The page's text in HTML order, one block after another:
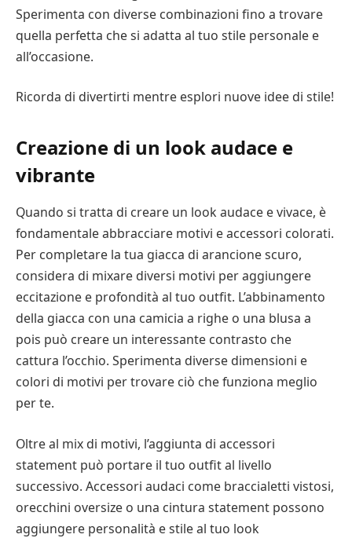
Sperimenta con diverse combinazioni fino a trovare
quella perfetta che si adatta al tuo stile personale e
all’occasione.
Ricorda di divertirti mentre esplori nuove idee di stile!
Creazione di un look audace e
vibrante
Quando si tratta di creare un look audace e vivace, è
fondamentale abbracciare motivi e accessori colorati.
Per completare la tua giacca di arancione scuro,
considera di mixare diversi motivi per aggiungere
eccitazione e profondità al tuo outfit. L’abbinamento
della giacca con una camicia a righe o una blusa a
pois può creare un interessante contrasto che
cattura l’occhio. Sperimenta diverse dimensioni e
colori di motivi per trovare ciò che funziona meglio
per te.
Oltre al mix di motivi, l’aggiunta di accessori
statement può portare il tuo outfit al livello
successivo. Accessori audaci come braccialetti vistosi,
orecchini oversize o una cintura statement possono
aggiungere personalità e stile al tuo look